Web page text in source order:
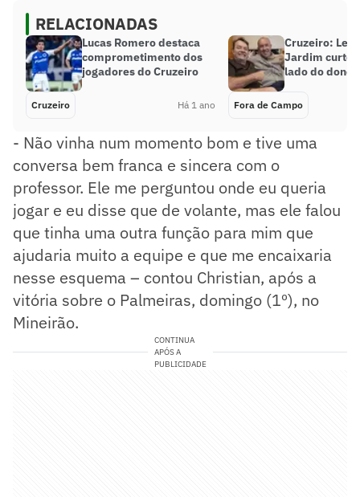
RELACIONADAS
Lucas Romero destaca
comprometimento dos
jogadores do Cruzeiro
Cruzeiro Há 1 ano
Cruzeiro:
Jardim curte
lado do dono
Fora de Campo
- Não vinha num momento bom e tive uma
conversa bem franca e sincera com o
professor. Ele me perguntou onde eu queria
jogar e eu disse que de volante, mas ele falou
que tinha uma outra função para mim que
ajudaria muito a equipe e que me encaixaria
nesse esquema – contou Christian, após a
vitória sobre o Palmeiras, domingo (1º), no
Mineirão.
CONTINUA
APÓS A
PUBLICIDADE